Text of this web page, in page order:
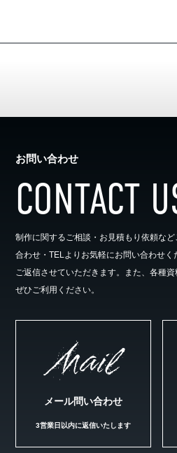
お問い合わせ
CONTACT
制作に関するご相談・お見積もり依頼な
合わせ・TELよりお気軽にお問い合わせく
ご返信させていただきます。また、各種
ぜひご利用ください。
Mail
メール問い合わせ
3営業日以内に返信いたします